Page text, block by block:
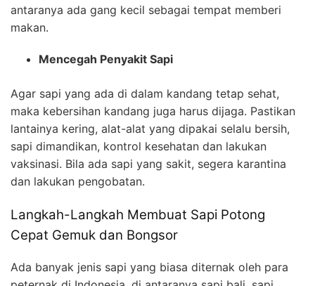
antaranya ada gang kecil sebagai tempat memberi
makan.
Mencegah Penyakit Sapi
Agar sapi yang ada di dalam kandang tetap sehat,
maka kebersihan kandang juga harus dijaga. Pastikan
lantainya kering, alat-alat yang dipakai selalu bersih,
sapi dimandikan, kontrol kesehatan dan lakukan
vaksinasi. Bila ada sapi yang sakit, segera karantina
dan lakukan pengobatan.
Langkah-Langkah Membuat Sapi Potong
Cepat Gemuk dan Bongsor
Ada banyak jenis sapi yang biasa diternak oleh para